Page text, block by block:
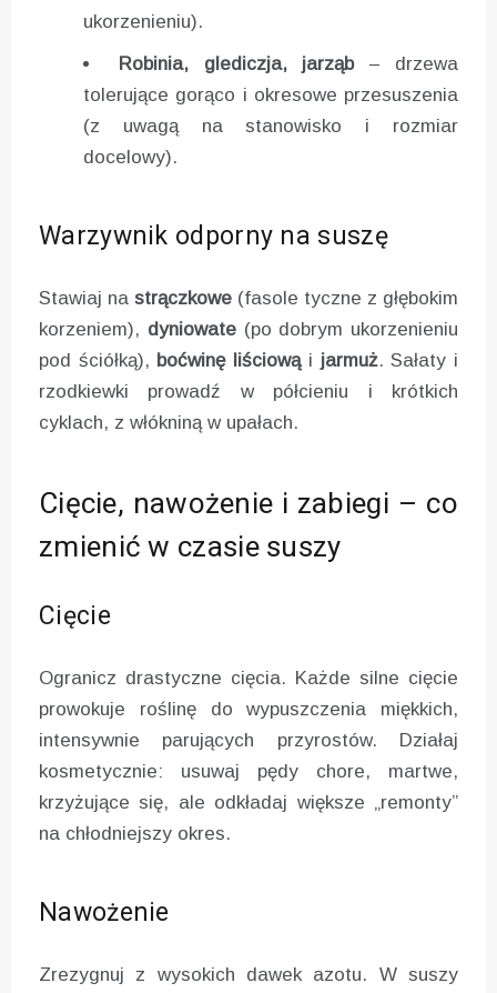
ukorzenieniu).
Robinia, glediczja, jarząb– drzewa
tolerujące gorąco i okresowe przesuszenia
(z uwagą na stanowisko i rozmiar
docelowy).
Warzywnik odporny na suszę
Stawiaj na strączkowe (fasole tyczne z głębokim
korzeniem), dyniowate(po dobrym ukorzenieniu
pod ściółką), boćwinę liściowąi jarmuż. Sałaty i
rzodkiewki prowadź w półcieniu i krótkich
cyklach, z włókniną w upałach.
Cięcie, nawożenie i zabiegi – co
zmienić w czasie suszy
Cięcie
Ogranicz drastyczne cięcia. Każde silne cięcie
prowokuje roślinę do wypuszczenia miękkich,
intensywnie parujących przyrostów. Działaj
kosmetycznie: usuwaj pędy chore, martwe,
krzyżujące się, ale odkładaj większe „remonty”
na chłodniejszy okres.
Nawożenie
Zrezygnuj z wysokich dawek azotu. W suszy